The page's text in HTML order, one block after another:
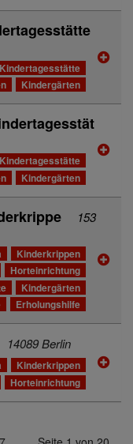
Kindertagesstätte
Kindergärten
Kindertagesstätte
Kindergärten
153
Kinderkrippen
Horteinrichtung
Kindergärten
Erholungshilfe
14089 Berlin
Kinderkrippen
Horteinrichtung